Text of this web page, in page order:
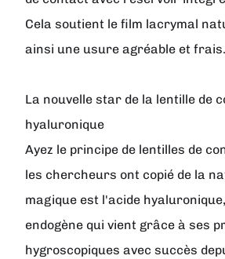
Cela soutient le film lacrymal
ainsi une usure agréable et frais.
La nouvelle star de la lentille de
hyaluronique
Ayez le principe de lentilles de
les chercheurs ont copié de la
magique est l'acide
endogène qui vient grâce à ses
hygroscopiques avec succès